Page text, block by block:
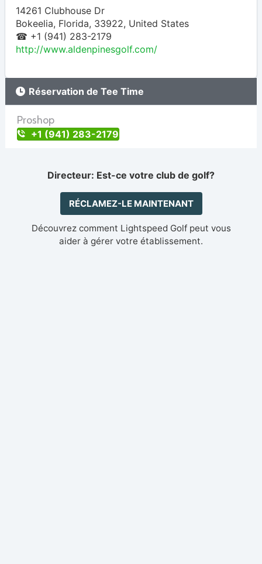
14261 Clubhouse Dr
Bokeelia, Florida, 33922, United States
☎ +1 (941) 283-2179
http://www.aldenpinesgolf.com/
Réservation de Tee Time
Proshop
+1 (941) 283-2179
Directeur: Est-ce votre club de golf?
RÉCLAMEZ-LE MAINTENANT
Découvrez comment Lightspeed Golf peut vous
aider à gérer votre établissement.